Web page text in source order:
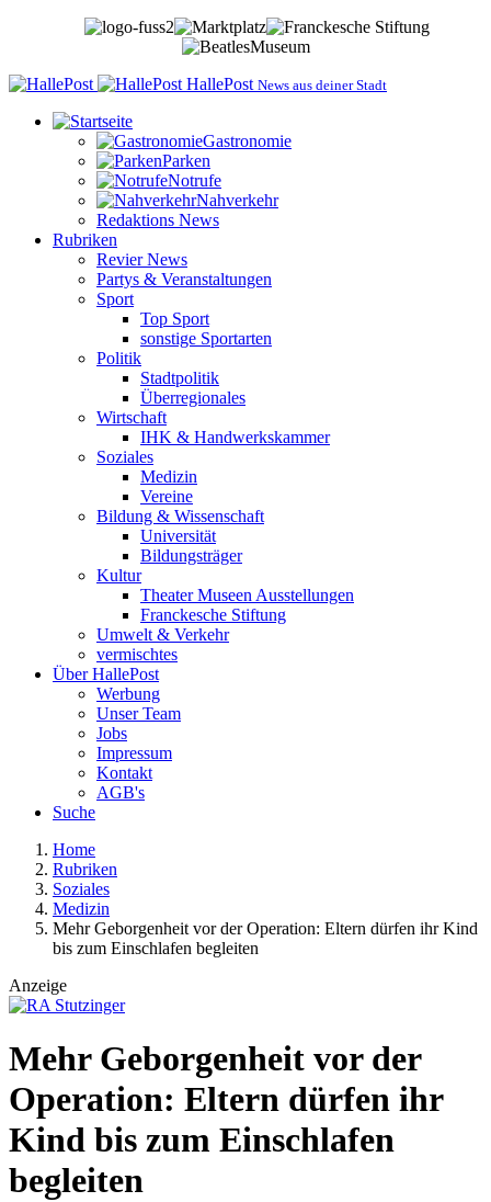
HallePost News aus deiner Stadt
Gastronomie
Parken
Notrufe
Nahverkehr
Redaktions News
Rubriken
Revier News
Partys & Veranstaltungen
Sport
Top Sport
sonstige Sportarten
Politik
Stadtpolitik
Überregionales
Wirtschaft
IHK & Handwerkskammer
Soziales
Medizin
Vereine
Bildung & Wissenschaft
Universität
Bildungsträger
Kultur
Theater Museen Ausstellungen
Franckesche Stiftung
Umwelt & Verkehr
vermischtes
Über HallePost
Werbung
Unser Team
Jobs
Impressum
Kontakt
AGB's
Suche
Home
Rubriken
Soziales
Medizin
Mehr Geborgenheit vor der Operation: Eltern dürfen ihr Kind
bis zum Einschlafen begleiten
Anzeige
Mehr Geborgenheit vor der
Operation: Eltern dürfen ihr
Kind bis zum Einschlafen
begleiten